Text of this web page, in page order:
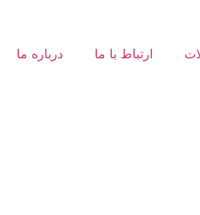
ارتباط با ما درباره ما